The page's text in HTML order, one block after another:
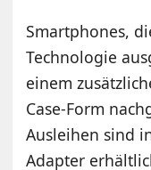
Smartphones,
Technologie
einem
Case-Form
Ausleihen sind
Adapter